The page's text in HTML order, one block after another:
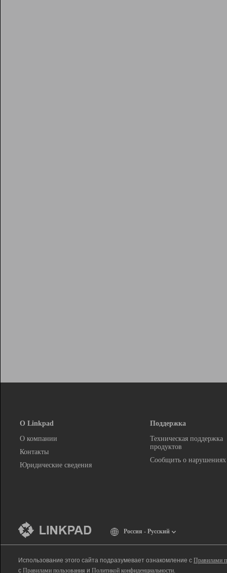
О Linkpad
О компании
Контакты
Юридические сведения
Поддержка
Техническая поддержка
продуктов
Сообщить о нарушениях
Россия - Русский
Использование этого сайта подразумевает ознакомление с Правилами
с Правилами пользования и Политикой конфиденциальности.